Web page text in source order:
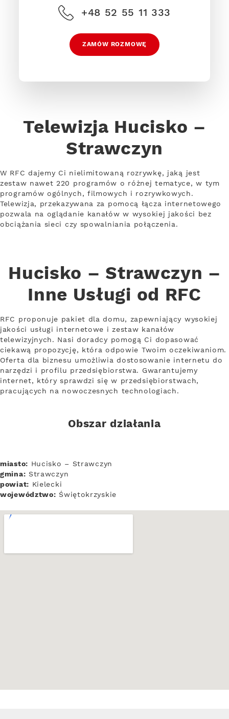
+48 52 55 11 333
ZAMÓW ROZMOWĘ
Telewizja Hucisko –
Strawczyn
W RFC dajemy Ci nielimitowaną rozrywkę, jaką jest
zestaw nawet 220 programów o różnej tematyce, w tym
programów ogólnych, filmowych i rozrywkowych.
Telewizja, przekazywana za pomocą łącza internetowego
pozwala na oglądanie kanałów w wysokiej jakości bez
obciążania sieci czy spowalniania połączenia.
Hucisko – Strawczyn –
Inne Usługi od RFC
RFC proponuje pakiet dla domu, zapewniający wysokiej
jakości usługi internetowe i zestaw kanałów
telewizyjnych. Nasi doradcy pomogą Ci dopasować
ciekawą propozycję, która odpowie Twoim oczekiwaniom.
Oferta dla biznesu umożliwia dostosowanie internetu do
narzędzi i profilu przedsiębiorstwa. Gwarantujemy
internet, który sprawdzi się w przedsiębiorstwach,
pracujących na nowoczesnych technologiach.
Obszar działania
miasto: Hucisko – Strawczyn
gmina: Strawczyn
powiat: Kielecki
województwo: Świętokrzyskie